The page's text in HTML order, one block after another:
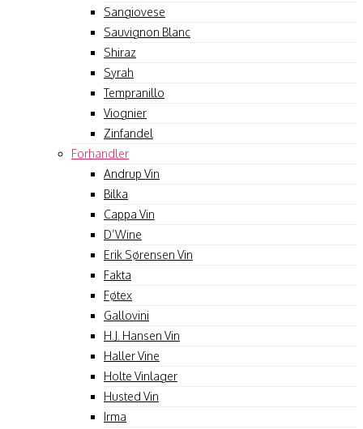
Sangiovese
Sauvignon Blanc
Shiraz
Syrah
Tempranillo
Viognier
Zinfandel
Forhandler
Andrup Vin
Bilka
Cappa Vin
D’Wine
Erik Sørensen Vin
Fakta
Føtex
Gallovini
H.J. Hansen Vin
Haller Vine
Holte Vinlager
Husted Vin
Irma